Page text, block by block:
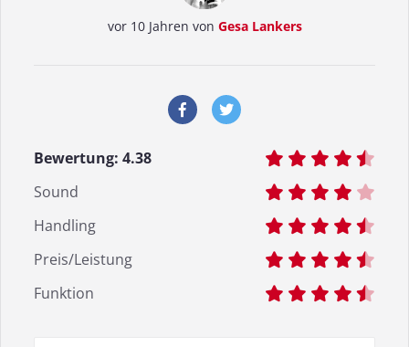
vor 10 Jahren von Gesa Lankers
Bewertung: 4.38
Sound
Handling
Preis/Leistung
Funktion